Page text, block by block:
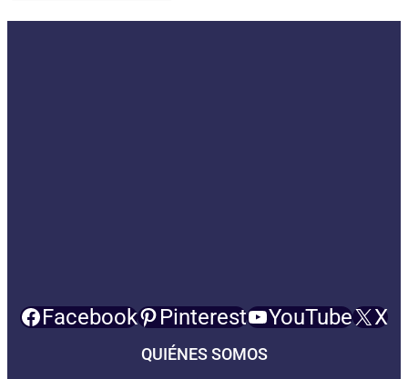
Facebook Pinterest YouTube X
QUIÉNES SOMOS